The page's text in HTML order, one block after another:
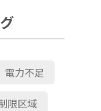
電力不足
限区域